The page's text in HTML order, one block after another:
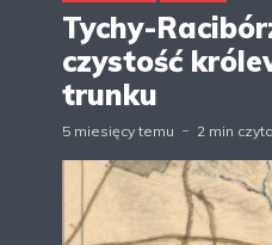
Tychy-
czystość
trunku
5 miesięcy temu 2 min